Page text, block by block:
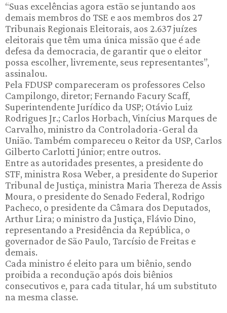
“Suas excelências agora estão se juntando aos
demais membros do TSE e aos membros dos 27
Tribunais Regionais Eleitorais, aos 2.637 juízes
eleitorais que têm uma única missão que é ade
defesa da democracia, de garantir que o eleitor
possa escolher, livremente, seus representantes”,
assinalou.
Pela FDUSP compareceram os professores Celso
Campilongo, diretor; Fernando Facury Scaff,
Superintendente Jurídico da USP; Otávio Luiz
Rodrigues Jr.; Carlos Horbach, Vinícius Marques de
Carvalho, ministro da Controladoria-Geral da
União. Também compareceu o Reitor da USP, Carlos
Gilberto Carlotti Júnior; entre outros.
Entre as autoridades presentes, a presidente do
STF, ministra Rosa Weber, a presidente do Superior
Tribunal de Justiça, ministra Maria Thereza de Assis
Moura, o presidente do Senado Federal, Rodrigo
Pacheco, o presidente da Câmara dos Deputados,
Arthur Lira; o ministro da Justiça, Flávio Dino,
representando a Presidência da República, o
governador de São Paulo, Tarcísio de Freitas e
demais.
Cada ministro é eleito para um biênio, sendo
proibida a recondução após dois biênios
consecutivos e, para cada titular, há um substituto
na mesma classe.